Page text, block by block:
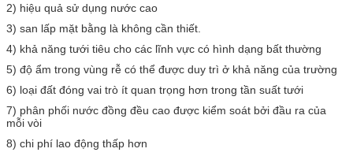
2) hiệu quả sử dụng nước cao
3) san lấp mặt bằng là không cần thiết.
4) khả năng tưới tiêu cho các lĩnh vực có hình dạng bất thường
5) độ ẩm trong vùng rễ có thể được duy trì ở khả năng của trường
6) loại đất đóng vai trò ít quan trọng hơn trong tần suất tưới
7) phân phối nước đồng đều cao được kiểm soát bởi đầu ra của
mỗi vòi
8) chi phí lao động thấp hơn